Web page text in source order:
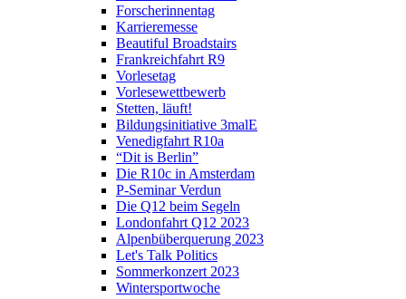
Forscherinnentag
Karrieremesse
Beautiful Broadstairs
Frankreichfahrt R9
Vorlesetag
Vorlesewettbewerb
Stetten, läuft!
Bildungsinitiative 3malE
Venedigfahrt R10a
“Dit is Berlin”
Die R10c in Amsterdam
P-Seminar Verdun
Die Q12 beim Segeln
Londonfahrt Q12 2023
Alpenbüberquerung 2023
Let's Talk Politics
Sommerkonzert 2023
Wintersportwoche